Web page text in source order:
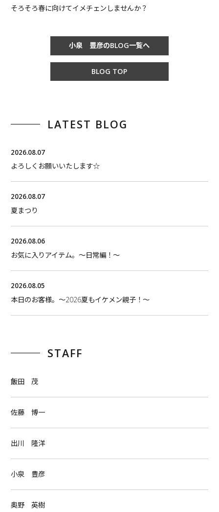
そろそろ春に向けてイメチェンしませんか？
小泉 豊彦のBLOG一覧へ
BLOG TOP
LATEST BLOG
2026.08.07
よろしくお願いいたします☆
2026.08.07
夏まつり
2026.08.06
お気に入りアイテム。〜日常編！〜
2026.08.05
本日のお客様。〜2026夏もイケメン親子！〜
STAFF
飯田 茂
佐藤 博一
出川 隆洋
小泉 豊彦
奥野 英樹